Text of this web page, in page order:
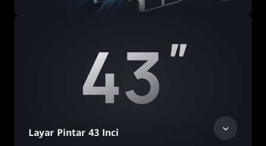
Layar Pintar 43 Inci